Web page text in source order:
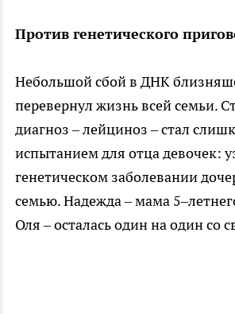
Против генетического
Небольшой сбой в ДНК
перевернул жизнь всей семьи.
диагноз – лейциноз – стал
испытанием для отца девочек:
генетическом заболевании
семью. Надежда – мама
Оля – осталась один на один со